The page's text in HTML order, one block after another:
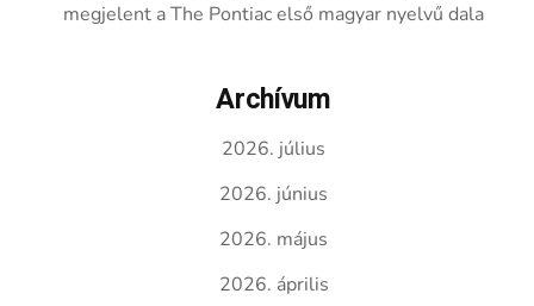
megjelent a The Pontiac első magyar nyelvű dala
Archívum
2026. július
2026. június
2026. május
2026. április